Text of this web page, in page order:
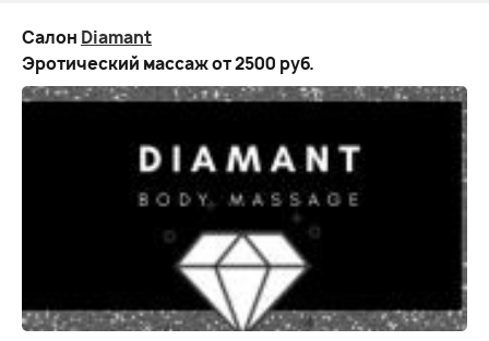
Салон Diamant
Эротический массаж от 2500 руб.